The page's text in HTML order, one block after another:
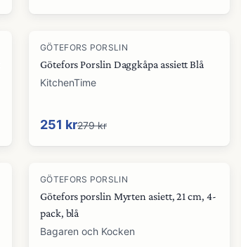
-10%
GÖTEFORS PORSLIN
Götefors Porslin Daggkåpa assiett Blå
KitchenTime
251 kr279 kr
GÖTEFORS PORSLIN
Götefors porslin Myrten asiett, 21 cm, 4-
pack, blå
Bagaren och Kocken